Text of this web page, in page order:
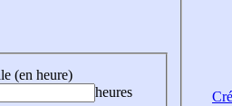
(en heure)
heures